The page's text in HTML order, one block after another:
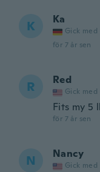
K Ka
Gick med
för 7 år sen
R Red
Gick med
Fits my 5
för 7 år sen
N Nancy
Gick med